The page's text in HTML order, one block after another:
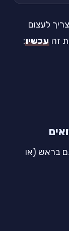
לעצום
עכשיו:
אותם בראש (או